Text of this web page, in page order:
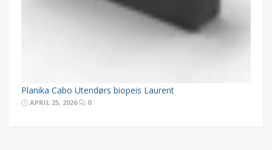
Planika Cabo Utendørs biopeis Laurent
APRIL 25, 2026 0